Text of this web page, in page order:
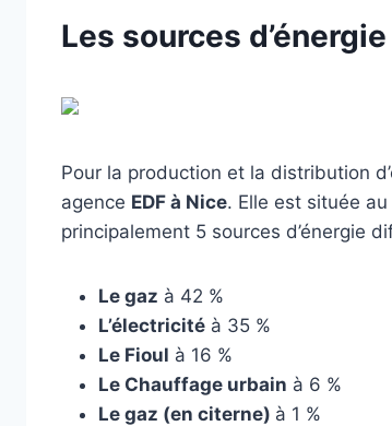
Les sources
Pour la production et la distribution
agence EDF à Nice. Elle est située
principalement 5 sources d’énergie
Le gaz à 42 %
L’électricité à 35 %
Le Fioul à 16 %
Le Chauffage urbain à 6 %
Le gaz (en citerne) à 1 %